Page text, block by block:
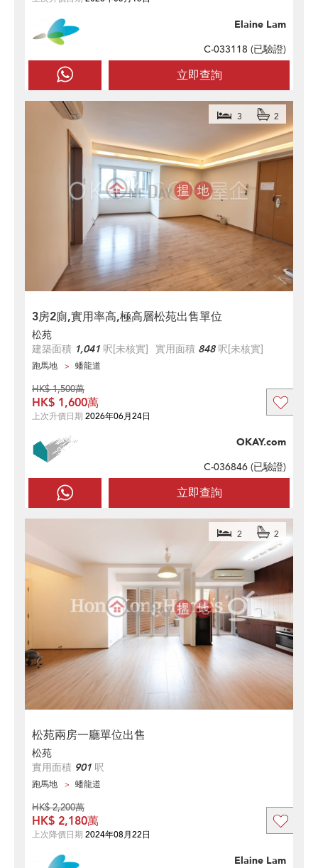
立即查詢
Elaine Lam
C-033118 (已驗證)
3房2廁,實用率高,極高層松苑出售單位
3 2
松苑
建築面積 1,041 呎[未核實] 實用面積 848呎[未核實]
跑馬地 蟠龍道
立即查詢
OKAY.com
C-036846 (已驗證)
HK$ 1,500萬
HK$ 1,600萬
上次升價日期 2026年06月24日
松苑兩房一廳單位出售
2 2
松苑
實用面積 901 呎
跑馬地 蟠龍道
Elaine Lam
HK$ 2,200萬
HK$ 2,180萬
上次降價日期 2024年08月22日